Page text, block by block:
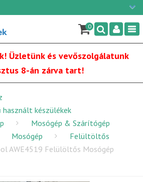
×
0
Üzletünk és vevőszolgálatunk
8-án zárva tart!
készülékek
Mosógép & Szárítógép
Mosógép
Felültöltős
AWE4519 Felülöltős Mosógép